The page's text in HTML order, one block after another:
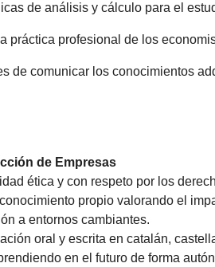
de análisis y cálculo para el
práctica profesional de los
de comunicar los conocimientos
de Empresas
ética y con respeto por los
propio valorando el
a entornos cambiantes.
oral y escrita en catalán,
en el futuro de forma